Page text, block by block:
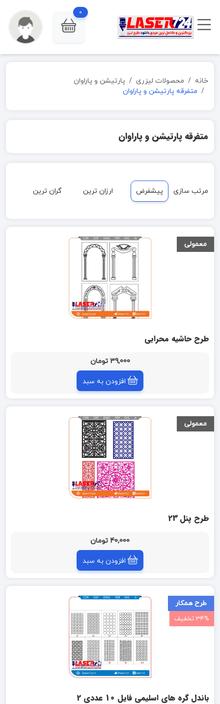
0
خانه محصولات لیزری
پارتیشن و پاراوان
متفرقه پارتیشن و پاراوان
متفرقه پارتیشن و پاراوان
مرتب سازی پیشفرض ارزان ترین گران ترین
معمولی
طرح حاشیه محرابی
39,000 تومان
افزودن به سبد
معمولی
طرح پنل 23
40,000 تومان
افزودن به سبد
طرح همکار
34% تخفیف
باندل گره های اسلیمی فایل 10 عددی 2